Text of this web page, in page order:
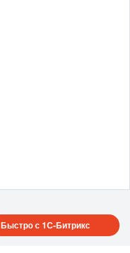
Быстро с 1С-Битрикс